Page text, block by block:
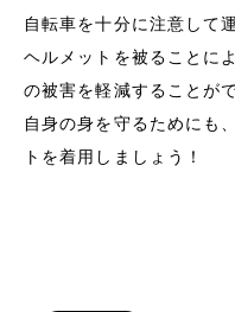
自転車を十分に注意して
ヘルメットを被ることに
の被害を軽減することが
自身の身を守るためにも
トを着用しましょう！